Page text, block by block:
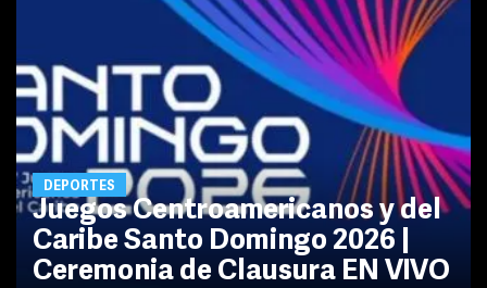
DEPORTES
Juegos Centroamericanos y del
Caribe Santo Domingo 2026 |
Ceremonia de Clausura EN VIVO